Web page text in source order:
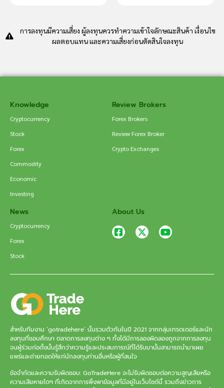
การลงทุนมีความเสี่ยง ผู้ลงทุนควรทำความเข้าใจลักษณะสินค้า เงื่อนไข
ผลตอบแทน และความเสี่ยงก่อนตัดสินใจลงทุน
Knowledge
Cryptocurrency
Stock
Forex
Commodity
Economic
Investing
Review Brokers
Forex Brokers
Review Forex Broker
Crypto Exchanges
News
Cryptocurrency
Forex
Stock
About Us
สำหรับทีมงาน ‘gotradehere’ นั้นรวมตัวกันในปี 2021 จากกลุ่มเทรดเดอร์และนัก
ลงทุนที่ชอบศึกษา ตลาดการลงทุนต่าง ๆ ทั้งได้มีการลองผิดลองถูกจากการลงทุน
จนผู้ร่วมก่อตั้งนั้นรู้สึกว่าความรู้และประสบการณ์ที่ได้รับมานั้นสามารถนำมาเผย
แพร่และถ่ายทอดให้แก่นักลงทุนท่านอื่นหรือผู้ที่สนใจ
ข้อจำกัดและความรับผิดชอบ: GoTradeHere จะไม่รับผิดชอบต่อความสูญเสียหรือ
ความเสียหายใดๆ ที่เกิดจากการพึ่งพาข้อมูลที่มีอยู่ในเว็บไซต์นี้ รวมถึงข่าวการ